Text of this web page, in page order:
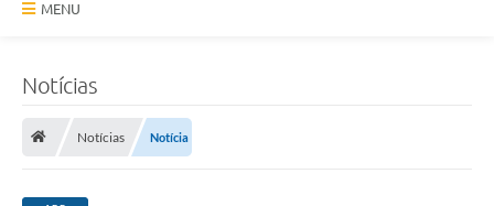
MENU
Serviços Online
Notícias
Notícias Notícia